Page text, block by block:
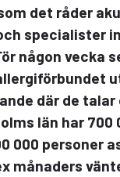
det råder
specialister
någon vecka
där de
län har 700
000 personer
månaders